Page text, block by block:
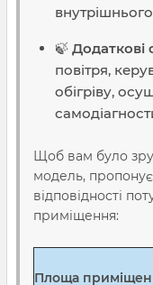
🍃 Додаткові
повітря,
обігріву,
Щоб вам було
модель,
відповідності
приміщення:
Площа